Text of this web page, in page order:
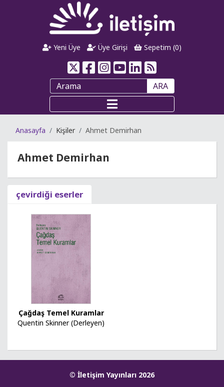
Yeni Üye Üye Girişi Sepetim (0)
ARA
Anasayfa Kişiler Ahmet Demirhan
Ahmet Demirhan
çevirdiği eserler
Çağdaş Temel Kuramlar
Quentin Skinner (Derleyen)
© İletişim Yayınları 2026